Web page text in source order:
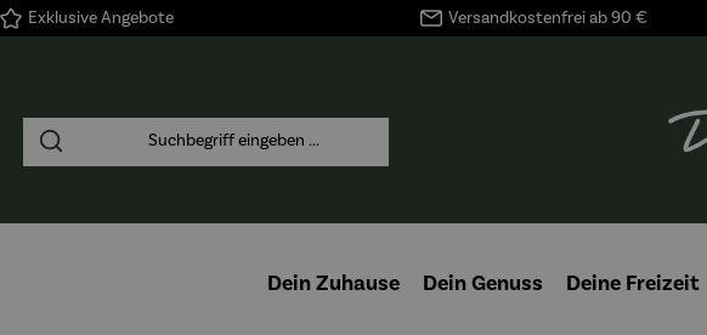
Zur Hauptnavigation springen
Exklusive Angebote Versandkostenfrei ab 90 €
Dein Zuhause Dein Genuss Deine Freizeit